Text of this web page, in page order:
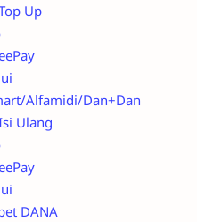
Up
Alfamidi/Dan+Dan
Ulang
DANA